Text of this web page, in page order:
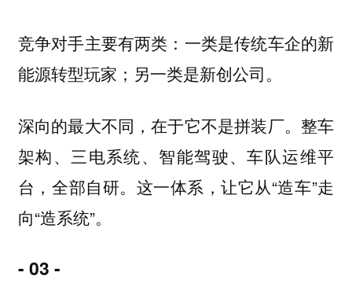
竞争对手主要有两类：一类是传统车企的新
能源转型玩家；另一类是新创公司。
深向的最大不同，在于它不是拼装厂。整车
架构、三电系统、智能驾驶、车队运维平
台，全部自研。这一体系，让它从“造车”走
向“造系统”。
- 03 -